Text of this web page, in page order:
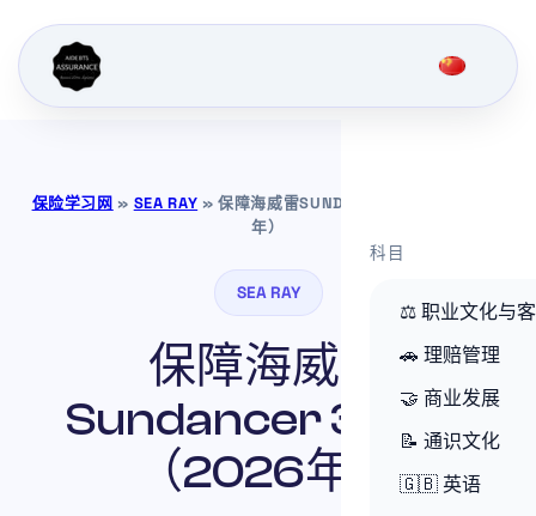
科目
⚖️ 职业文化与
🚗 理赔管理
🤝 商业发展
📝 通识文化
🇬🇧 英语
保险学习网 » SEA RAY »保障海威雷SUNDANCER 370船（2026
年）
SEA RAY
保障海威雷
Sundancer 370船
（2026年）